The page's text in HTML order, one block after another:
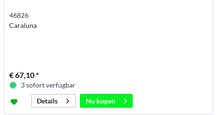
46826
Caraluna
€ 67,10 *
3 sofort verfügbar
Details
Nu kopen